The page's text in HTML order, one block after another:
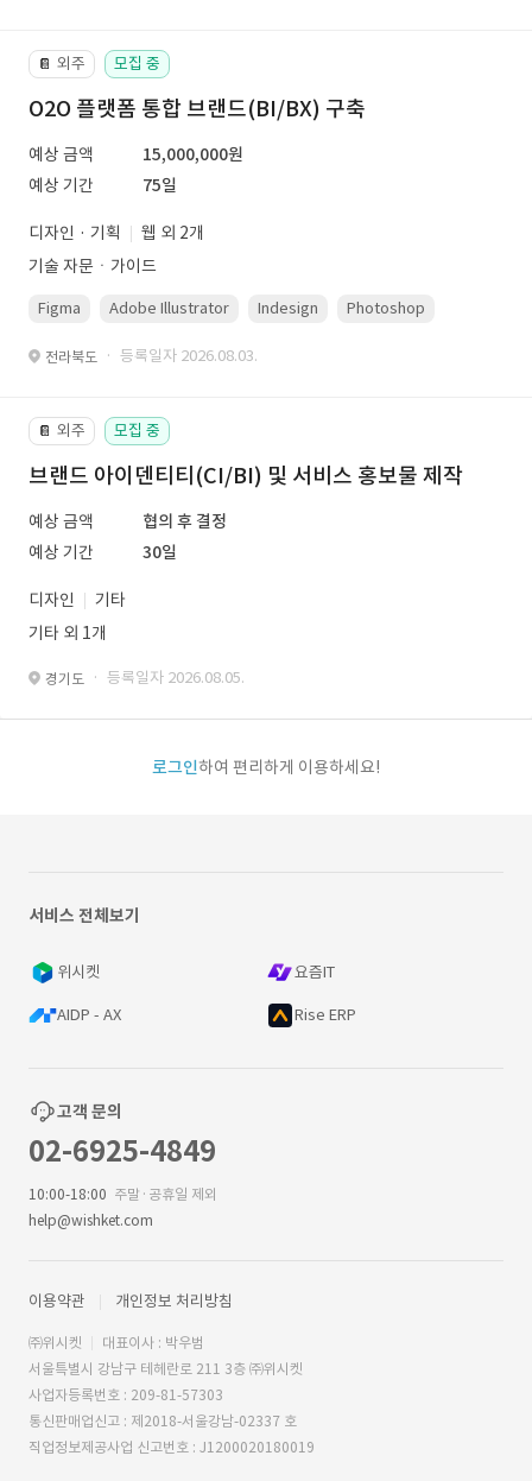
📔 외주 모집 중
O2O 플랫폼 통합 브랜드(BI/BX) 구축
예상 금액
15,000,000원
예상 기간
75일
디자인 · 기획
웹 외 2개
기술 자문ㆍ가이드
Figma Adobe Illustrator Indesign Photoshop
전라북도 · 등록일자 2026.08.03.
📔 외주 모집 중
브랜드 아이덴티티(CI/BI) 및 서비스 홍보물 제작
예상 금액
협의 후 결정
예상 기간
30일
디자인
기타
기타 외 1개
경기도 · 등록일자 2026.08.05.
로그인하여 편리하게 이용하세요!
서비스 전체보기
위시켓 요즘IT
AIDP - AX Rise ERP
고객 문의
02-6925-4849
10:00-18:00 주말·공휴일 제외
help@wishket.com
이용약관 개인정보 처리방침
㈜위시켓
대표이사 : 박우범
서울특별시 강남구 테헤란로 211 3층 ㈜위시켓
사업자등록번호 : 209-81-57303
통신판매업신고 : 제2018-서울강남-02337 호
직업정보제공사업 신고번호 : J1200020180019